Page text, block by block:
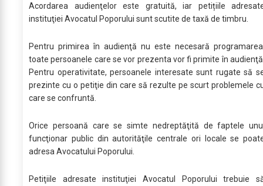
Acordarea audienţelor este gratuită, iar petițiile
instituţiei Avocatul Poporului sunt scutite de taxă de timbru.
Pentru primirea în audienţă nu este necesară
toate persoanele care se vor prezenta vor fi primite în
Pentru operativitate, persoanele interesate sunt rugate să
prezinte cu o petiţie din care să rezulte pe scurt problemele
care se confruntă.
Orice persoană care se simte nedreptăţită de faptele
funcţionar public din autorităţile centrale ori locale se
adresa Avocatului Poporului.
Petiţiile adresate instituţiei Avocatul Poporului trebuie